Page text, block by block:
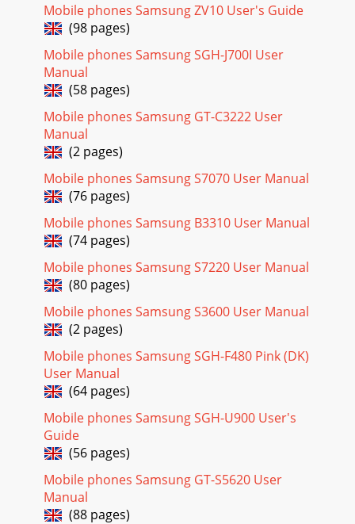
Mobile phones Samsung ZV10 User's Guide
(98 pages)
Mobile phones Samsung SGH-J700I User
Manual
(58 pages)
Mobile phones Samsung GT-C3222 User
Manual
(2 pages)
Mobile phones Samsung S7070 User Manual
(76 pages)
Mobile phones Samsung B3310 User Manual
(74 pages)
Mobile phones Samsung S7220 User Manual
(80 pages)
Mobile phones Samsung S3600 User Manual
(2 pages)
Mobile phones Samsung SGH-F480 Pink (DK)
User Manual
(64 pages)
Mobile phones Samsung SGH-U900 User's
Guide
(56 pages)
Mobile phones Samsung GT-S5620 User
Manual
(88 pages)